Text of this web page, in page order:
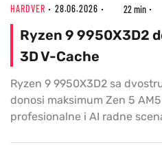
HARDVER 28.06.2026 22 min
Ryzen 9 9950X3D2
3D V-Cache
Ryzen 9 9950X3D2 sa
donosi maksimum Zen 5
profesionalne i AI radne